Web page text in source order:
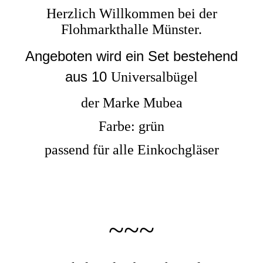
Herzlich Willkommen bei der
Flohmarkthalle Münster.
Angeboten wird ein Set bestehend
aus 10 Universalbügel
der Marke Mubea
Farbe: grün
passend für alle Einkochgläser
~~~